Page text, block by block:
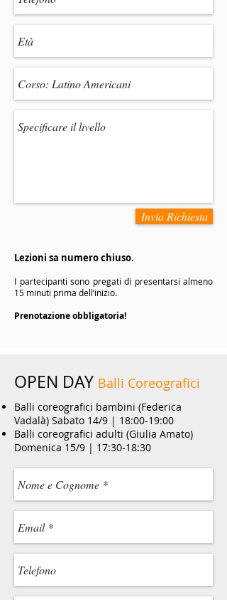
Invia Richiesta
Lezioni sa numero chiuso.
I partecipanti sono pregati di presentarsi almeno
15 minuti prima dell’inizio.
Prenotazione obbligatoria!
OPEN DAY Balli Coreografici
Balli coreografici bambini (Federica
Vadalà) Sabato 14/9 | 18:00-19:00
Balli coreografici adulti (Giulia Amato)
Domenica 15/9 | 17:30-18:30